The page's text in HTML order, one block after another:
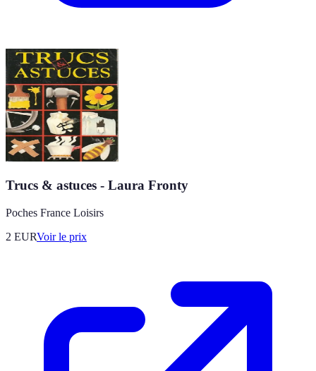
Trucs & astuces - Laura Fronty
Poches France Loisirs
2 EURVoir le prix